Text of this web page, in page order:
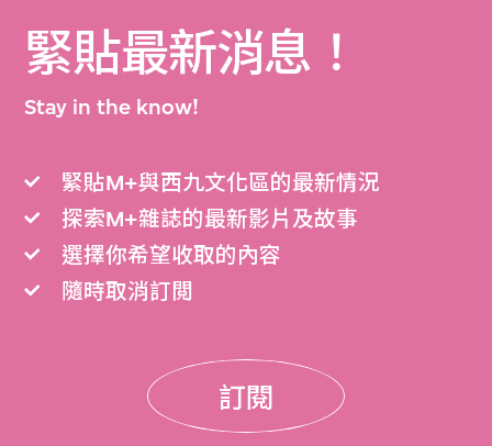
緊貼最新消息！
Stay in the know!
緊貼M+與西九文化區的最新情況
探索M+雜誌的最新影片及故事
選擇你希望收取的內容
隨時取消訂閲
訂閱